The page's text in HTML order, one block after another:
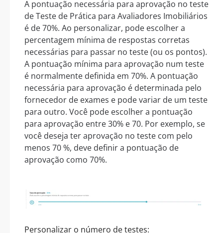
A pontuação necessária para aprovação no teste
de Teste de Prática para Avaliadores Imobiliários
é de 70%. Ao personalizar, pode escolher a
percentagem mínima de respostas corretas
necessárias para passar no teste (ou os pontos).
A pontuação mínima para aprovação num teste
é normalmente definida em 70%. A pontuação
necessária para aprovação é determinada pelo
fornecedor de exames e pode variar de um teste
para outro. Você pode escolher a pontuação
para aprovação entre 30% e 70. Por exemplo, se
você deseja ter aprovação no teste com pelo
menos 70 %, deve definir a pontuação de
aprovação como 70%.
Personalizar o número de testes: